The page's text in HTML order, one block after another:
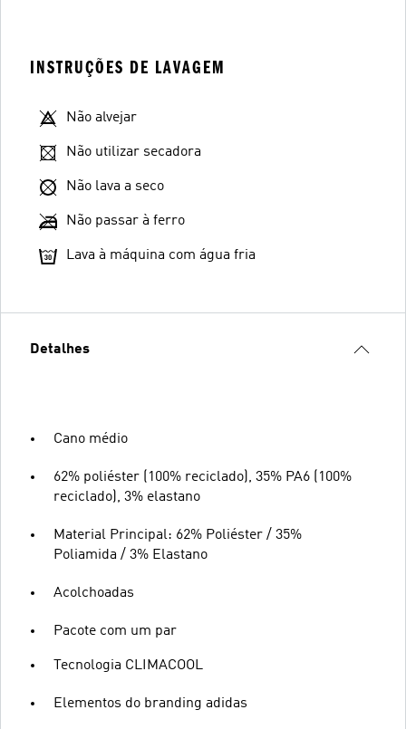
INSTRUÇÕES DE LAVAGEM
Não alvejar
Não utilizar secadora
Não lava a seco
Não passar à ferro
Lava à máquina com água fria
Detalhes
Cano médio
62% poliéster (100% reciclado), 35% PA6 (100%
reciclado), 3% elastano
Material Principal: 62% Poliéster / 35%
Poliamida / 3% Elastano
Acolchoadas
Pacote com um par
Tecnologia CLIMACOOL
Elementos do branding adidas